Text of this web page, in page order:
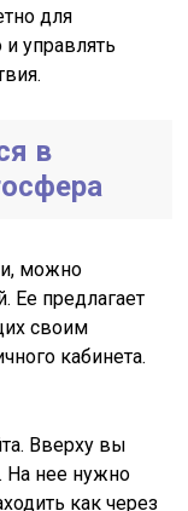
для
управлять
в
можно
Ее предлагает
своим
кабинета.
Вверху вы
На нее нужно
как через